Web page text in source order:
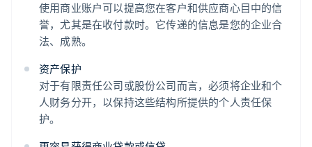
使用商业账户可以提高您在客户和供应商心目中的信
誉，尤其是在收付款时。它传递的信息是您的企业合
法、成熟。
资产保护
对于有限责任公司或股份公司而言，必须将企业和个
人财务分开，以保持这些结构所提供的个人责任保
护。